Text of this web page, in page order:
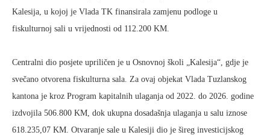
Kalesija, u kojoj je Vlada TK finansirala zamjenu podloge u
fiskulturnoj sali u vrijednosti od 112.200 KM.
Centralni dio posjete upriličen je u Osnovnoj školi „Kalesija“, gdje je
svečano otvorena fiskulturna sala. Za ovaj objekat Vlada Tuzlanskog
kantona je kroz Program kapitalnih ulaganja od 2022. do 2026. godine
izdvojila 506.800 KM, dok ukupna dosadašnja ulaganja u salu iznose
618.235,07 KM. Otvaranje sale u Kalesiji dio je šireg investicijskog